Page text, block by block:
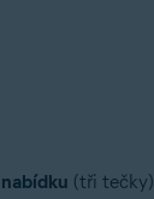
nabídku (tři